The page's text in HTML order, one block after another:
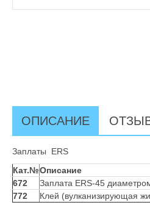
ОПИСАНИЕ
Заплаты ERS
Кат.№Описание
672
Заплата ERS-45
772
Клей (вулканизирующая